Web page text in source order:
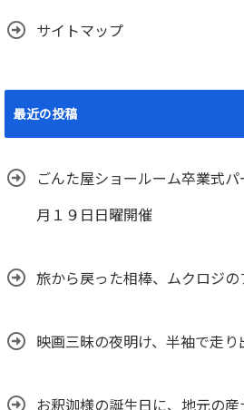
サイトマップ
最近の投稿
ごんた屋ショールーム卒業式
月１９日日曜開催
旅から戻った相棒、ムクロジの
映画三昧の夜明け、半袖で走り
お釈迦様の誕生日に、地元の